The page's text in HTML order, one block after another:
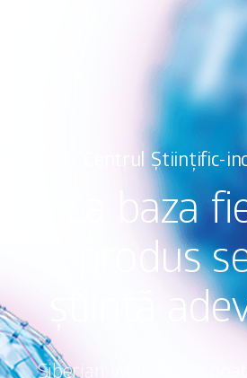
Centrul Științific-
La baza
produs
știință